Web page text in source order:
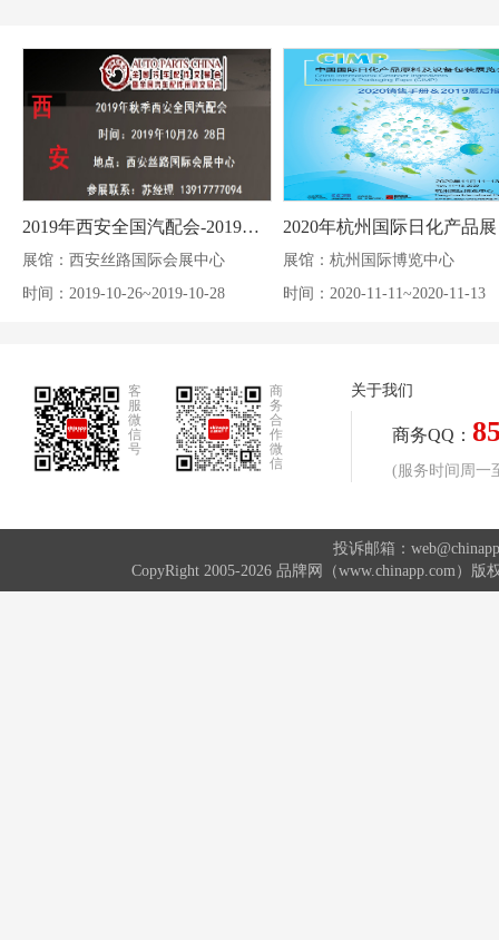
2019年西安全国汽配会-2019年秋季西安全国汽配会
展馆：西安丝路国际会展中心
时间：2019-10-26~2019-10-28
2020年杭州国际日化产品展
展馆：杭州国际博览中心
时间：2020-11-11~2020-11-13
客
服
微
信
号
商
务
合
作
微
信
关于我们
商务QQ：
(服务时间周一
投诉邮箱：
CopyRight 2005-2026 品牌网（www.chinapp.com）